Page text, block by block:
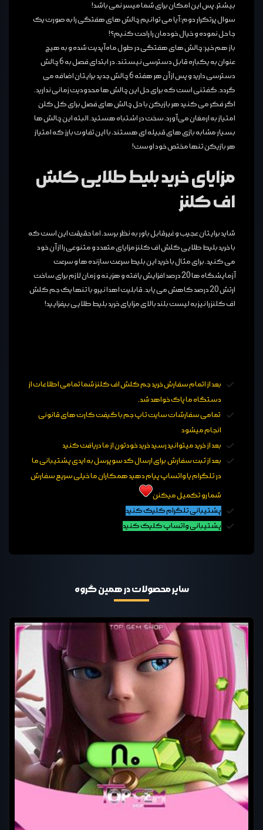
بیشتر. پس این امکان برای شما میسر نمی باشد!
سوال پرتکرار دوم؛ آیا می توانیم چالش های هفتگی را به صورت یک
جا حل نموده و خیال خودمان را راحت کنیم؟!
باز هم خیر؛ چالش های هفتگی در طول ماه آپدیت شده و به هیچ
عنوان به یکباره قابل دسترسی نیستند. در ابتدای فصل به 6 چالش
دسترسی دارید و پس از آن هر هفته 6 چالش جدید برایتان اضافه می
گردد. گفتنی است که برای حل این چالش ها محدودیت زمانی ندارید.
اگر فکر می کنید هر بازیکن با حل چالش های فصل برای کل کلن
امتیاز به ارمغان می آورد، سخت در اشتباه هستید. البته این چالش ها
بسیار مشابه بازی های قبیله ای هستند، با این تفاوت بارز که امتیاز
هر بازیکن تنها مختص خود اوست!
مزایای خرید بلیط طلایی کلش
اف کلنز
شاید برایتان عجیب و غیرقابل باور به نظر برسد، اما حقیقت این است که
با خرید بلیط طلایی کلش اف کلنز مزایای متعدد و متنوعی را از آنِ خود
می کنید. برای مثال با خرید این بلیط سرعت سازنده ها و سرعت
آزمایشگاه ها 20 درصد افزایش یافته و هزینه و زمان لازم برای ساخت
ارتش 20 درصد کاهش می یابد. قابلیت اهدا نیرو با تنها یک جم کلش
اف کلنز را نیز به لیست بلند بالای مزایای خرید بلیط طلایی بیفزایید!
بعد از اتمام سفارشخرید جم کلش اف کلنزشما تمامی اطلاعات از
دستگاه ما پاک خواهد شد.
تمامی سفارشات سایت تاپ جم با گیفت کارت های قانونی
انجام میشود
بعد از خرید میتوانید رسید خرید خودتون از ما دریافت کنید
بعد از ثبت سفارش برای ارسال کد سوپرسل به ایدی پشتیبانی ما
در تلگرام یا واتساپ پیام دهید همکاران ما خیلی سریع سفارش
شما رو تکمیل میکنن
پشتیبانی تلگرام کلیک کنید
پشتیبانی واتساپ کلیک کنید
سایر محصولات در همین گروه